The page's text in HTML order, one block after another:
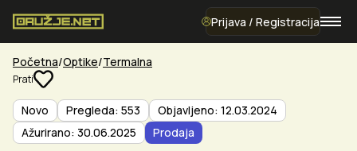
Prijava / Registracija
Početna Optike Termalna
Prati
Novo Pregleda: 553
Objavljeno: 12.03.2024
Ažurirano: 30.06.2025
Prodaja